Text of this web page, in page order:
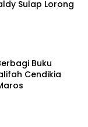
Sulap Lorong
Buku
Cendikia